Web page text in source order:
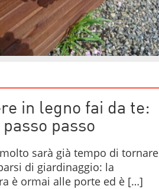
in legno fai da te:
passo
sarà già tempo di tornare
di giardinaggio: la
è ormai alle porte ed è […]